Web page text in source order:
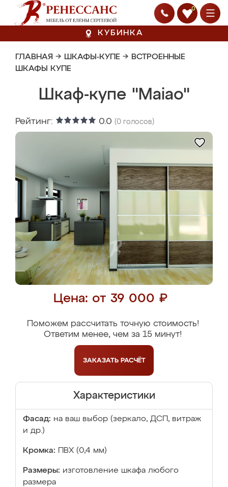
0
КУБИНКА
ГЛАВНАЯ → ШКАФЫ-КУПЕ → ВСТРОЕННЫЕ
ШКАФЫ КУПЕ
Шкаф-купе "Maiao"
Рейтинг: 0.0 (0 голосов)
Цена: от 39 000 ₽
Поможем рассчитать точную стоимость!
Ответим менее, чем за 15 минут!
ЗАКАЗАТЬ РАСЧЁТ
Характеристики
Фасад: на ваш выбор (зеркало, ДСП, витраж
и др.)
Кромка: ПВХ (0,4 мм)
Размеры: изготовление шкафа любого
размера